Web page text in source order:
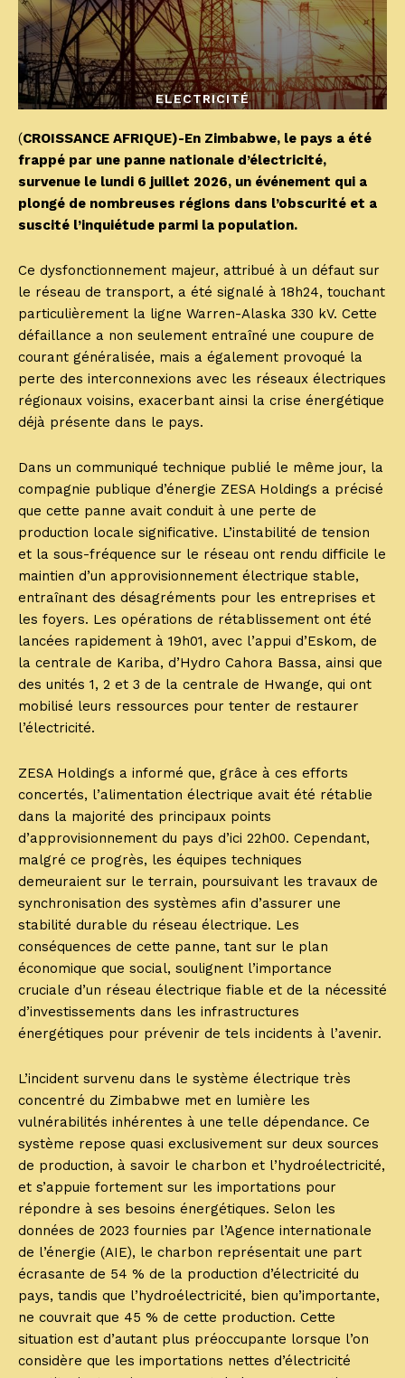
ELECTRICITÉ
(CROISSANCE AFRIQUE)-En Zimbabwe, le pays a été
frappé par une panne nationale d’électricité,
survenue le lundi 6 juillet 2026, un événement qui a
plongé de nombreuses régions dans l’obscurité et a
suscité l’inquiétude parmi la population.
Ce dysfonctionnement majeur, attribué à un défaut sur
le réseau de transport, a été signalé à 18h24, touchant
particulièrement la ligne Warren-Alaska 330 kV. Cette
défaillance a non seulement entraîné une coupure de
courant généralisée, mais a également provoqué la
perte des interconnexions avec les réseaux électriques
régionaux voisins, exacerbant ainsi la crise énergétique
déjà présente dans le pays.
Dans un communiqué technique publié le même jour, la
compagnie publique d’énergie ZESA Holdings a précisé
que cette panne avait conduit à une perte de
production locale significative. L’instabilité de tension
et la sous-fréquence sur le réseau ont rendu difficile le
maintien d’un approvisionnement électrique stable,
entraînant des désagréments pour les entreprises et
les foyers. Les opérations de rétablissement ont été
lancées rapidement à 19h01, avec l’appui d’Eskom, de
la centrale de Kariba, d’Hydro Cahora Bassa, ainsi que
des unités 1, 2 et 3 de la centrale de Hwange, qui ont
mobilisé leurs ressources pour tenter de restaurer
l’électricité.
ZESA Holdings a informé que, grâce à ces efforts
concertés, l’alimentation électrique avait été rétablie
dans la majorité des principaux points
d’approvisionnement du pays d’ici 22h00. Cependant,
malgré ce progrès, les équipes techniques
demeuraient sur le terrain, poursuivant les travaux de
synchronisation des systèmes afin d’assurer une
stabilité durable du réseau électrique. Les
conséquences de cette panne, tant sur le plan
économique que social, soulignent l’importance
cruciale d’un réseau électrique fiable et de la nécessité
d’investissements dans les infrastructures
énergétiques pour prévenir de tels incidents à l’avenir.
L’incident survenu dans le système électrique très
concentré du Zimbabwe met en lumière les
vulnérabilités inhérentes à une telle dépendance. Ce
système repose quasi exclusivement sur deux sources
de production, à savoir le charbon et l’hydroélectricité,
et s’appuie fortement sur les importations pour
répondre à ses besoins énergétiques. Selon les
données de 2023 fournies par l’Agence internationale
de l’énergie (AIE), le charbon représentait une part
écrasante de 54 % de la production d’électricité du
pays, tandis que l’hydroélectricité, bien qu’importante,
ne couvrait que 45 % de cette production. Cette
situation est d’autant plus préoccupante lorsque l’on
considère que les importations nettes d’électricité